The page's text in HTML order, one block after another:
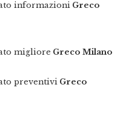
informazioni Greco
migliore Greco Milano
preventivi Greco